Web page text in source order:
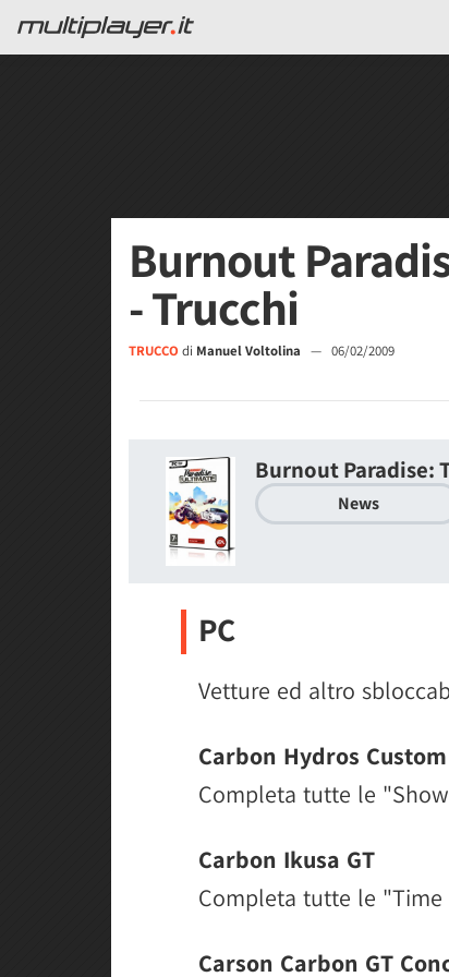
Burnout
- Trucchi
TRUCCO di Manuel Voltolina — 06/02/2009
Burnout Paradise:
News
PC
Vetture ed altro
Carbon Hydros Custom
Completa tutte le
Carbon Ikusa GT
Completa tutte le "Time
Carson Carbon GT